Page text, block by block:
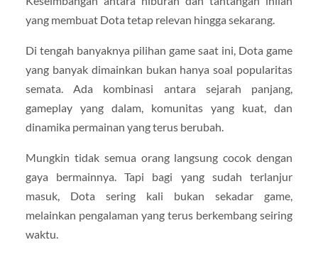
yang membuat Dota tetap relevan hingga sekarang.
Di tengah banyaknya pilihan game saat ini, Dota game
yang banyak dimainkan bukan hanya soal popularitas
semata. Ada kombinasi antara sejarah panjang,
gameplay yang dalam, komunitas yang kuat, dan
dinamika permainan yang terus berubah.
Mungkin tidak semua orang langsung cocok dengan
gaya bermainnya. Tapi bagi yang sudah terlanjur
masuk, Dota sering kali bukan sekadar game,
melainkan pengalaman yang terus berkembang seiring
waktu.